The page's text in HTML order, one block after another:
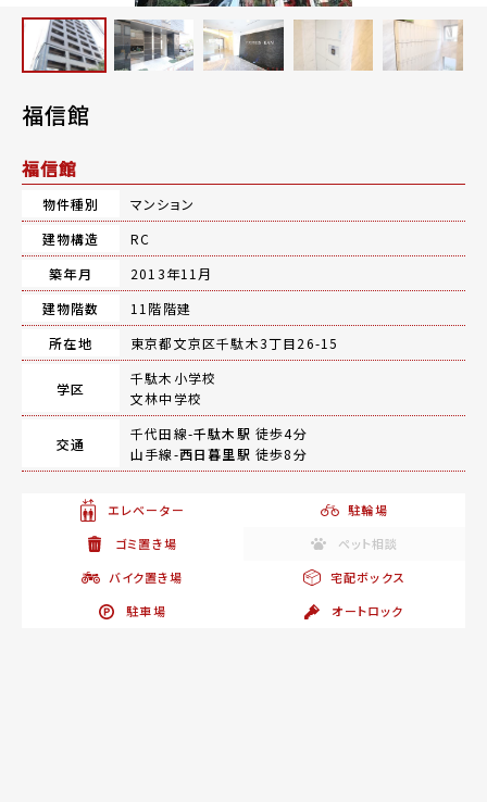
福信館
福信館
物件種別
マンション
建物構造
RC
築年月
2013年11月
建物階数
11階階建
所在地
東京都文京区千駄木3丁目26-15
学区
千駄木小学校
文林中学校
交通
千代田線-千駄木駅 徒歩4分
山手線-西日暮里駅 徒歩8分
エレベーター
駐輪場
ゴミ置き場
ペット相談
バイク置き場
宅配ボックス
駐車場
オートロック